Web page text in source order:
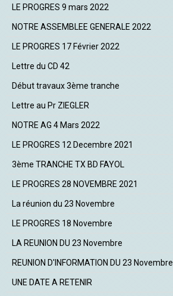
LE PROGRES 9 mars 2022
NOTRE ASSEMBLEE GENERALE 2022
LE PROGRES 17 Février 2022
Lettre du CD 42
Début travaux 3ème tranche
Lettre au Pr ZIEGLER
NOTRE AG 4 Mars 2022
LE PROGRES 12 Decembre 2021
3ème TRANCHE TX BD FAYOL
LE PROGRES 28 NOVEMBRE 2021
La réunion du 23 Novembre
LE PROGRES 18 Novembre
LA REUNION DU 23 Novembre
REUNION D'INFORMATION DU 23 Novembre
UNE DATE A RETENIR